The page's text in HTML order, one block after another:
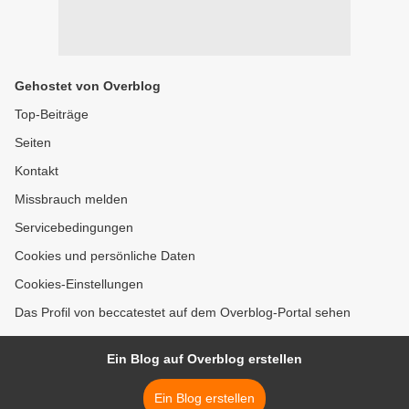
Gehostet von Overblog
Top-Beiträge
Seiten
Kontakt
Missbrauch melden
Servicebedingungen
Cookies und persönliche Daten
Cookies-Einstellungen
Das Profil von beccatestet auf dem Overblog-Portal sehen
Ein Blog auf Overblog erstellen
Ein Blog erstellen